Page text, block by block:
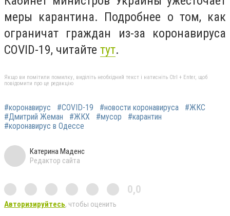
меры карантина. Подробнее о том, как
ограничат граждан из-за коронавируса
COVID-19, читайте тут.
Якщо ви помітили помилку, виділіть необхідний текст і натисніть Ctrl + Enter, щоб
повідомити про це редакцію
#коронавирус #COVID-19 #новости коронавируса
#ЖКС
#Дмитрий Жеман
#ЖКХ #мусор
#карантин
#коронавирус в Одессе
Катерина Маденс
Редактор сайта
0,0
Авторизируйтесь, чтобы оценить